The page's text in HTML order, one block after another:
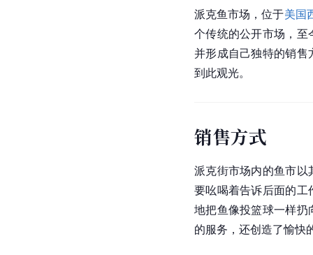
派克鱼市场，位于美国
个传统的公开市场，至
并形成自己独特的销售
到此观光。
销售方式
派克街市场内的鱼市以
要吆喝着告诉后面的工
地把鱼像投篮球一样扔
的服务，还创造了愉快